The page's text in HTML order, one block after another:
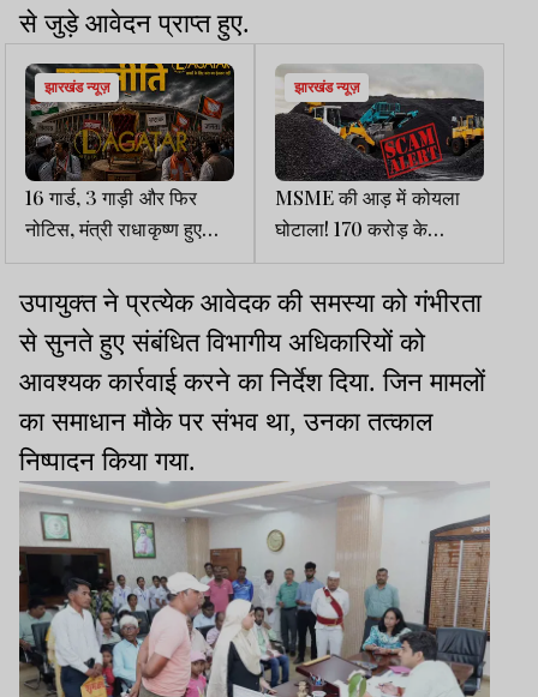
से जुड़े आवेदन प्राप्त हुए.
झारखंड न्यूज़
16 गार्ड, 3 गाड़ी और फिर
नोटिस, मंत्री राधाकृष्ण हुए
शर्मिंदा? जानिए पूरी वजह...
झारखंड न्यूज़
MSME की आड़ में कोयला
घोटाला! 170 करोड़ के
नुकसान का आरोप, ED जांच
की मांग
उपायुक्त ने प्रत्येक आवेदक की समस्या को गंभीरता
से सुनते हुए संबंधित विभागीय अधिकारियों को
आवश्यक कार्रवाई करने का निर्देश दिया. जिन मामलों
का समाधान मौके पर संभव था, उनका तत्काल
निष्पादन किया गया.